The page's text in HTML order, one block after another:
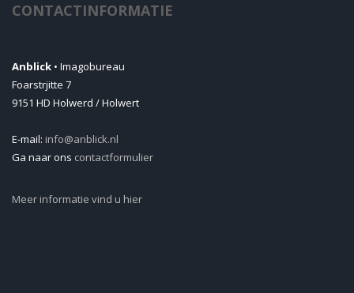
CONTACTINFORMATIE
Anblick • Imagobureau
Foarstrjitte 7
9151 HD Holwerd / Holwert
E-mail: info@anblick.nl
Ga naar ons contactformulier
Meer informatie vind u hier